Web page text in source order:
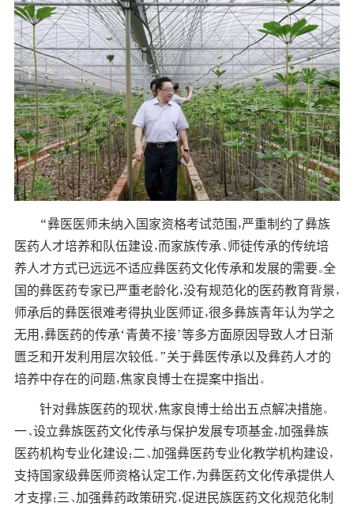
“彝医医师未纳入国家资格考试范围，严重制约了彝族
医药人才培养和队伍建设，而家族传承、师徒传承的传统培
养人才方式已远远不适应彝医药文化传承和发展的需要。全
国的彝医药专家已严重老龄化，没有规范化的医药教育背景，
师承后的彝医很难考得执业医师证，很多彝族青年认为学之
无用，彝医药的传承‘青黄不接’等多方面原因导致人才日渐
匮乏和开发利用层次较低。”关于彝医传承以及彝药人才的
培养中存在的问题，焦家良博士在提案中指出。
针对彝族医药的现状，焦家良博士给出五点解决措施。
一、设立彝族医药文化传承与保护发展专项基金，加强彝族
医药机构专业化建设；二、加强彝医药专业化教学机构建设，
支持国家级彝医师资格认定工作，为彝医药文化传承提供人
才支撑；三、加强彝药政策研究，促进民族医药文化规范化制